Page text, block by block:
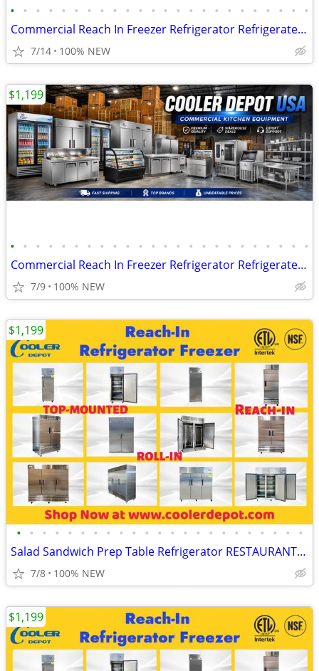
• • • • • • • • • • • • • • • • • • • • • • • •
Commercial Reach In Freezer Refrigerator Refrigerated Cooler RESTAURAN
7/14 100% NEW
• • • • • • • • • • • • • • • • • • • • • • • •
Commercial Reach In Freezer Refrigerator Refrigerated Cooler RESTAURAN
7/9 100% NEW
$1,199
• • • • • • • • • • • • • • • • • • • • • • •
Salad Sandwich Prep Table Refrigerator RESTAURANT EQUIPMENT More photo
7/8 100% NEW
$1,199
$1,199